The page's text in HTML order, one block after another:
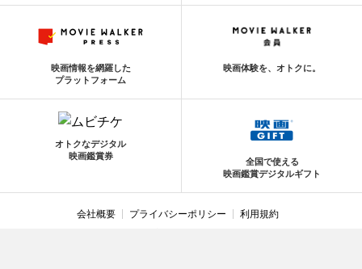
映画情報を網羅した
プラットフォーム
映画体験を、オトクに。
オトクなデジタル
映画鑑賞券
全国で使える
映画鑑賞デジタルギフト
会社概要 プライバシーポリシー
利用規約